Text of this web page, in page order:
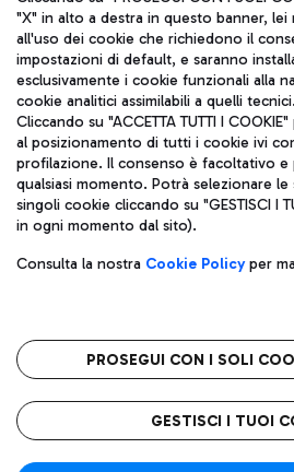
Aeroporti di Roma S.p.A. - Società
coordinamento di Mundys S.p.A.
Codice fiscale e Registro delle Imprese
IVA 06572251004
Capitale sociale 62.224.743,00 int. vers.
Sede legale: Via Pier Paolo Racchetti 1
telefono +39 06 65951
Privacy policy
Note
Roma FCO
L'aeroporto
"X" in alto a destra in questo banner,
all'uso dei cookie che richiedono il
impostazioni di default, e saranno
esclusivamente i cookie funzionali alla
cookie analitici assimilabili a quelli tecnici.
Cliccando su "ACCETTA TUTTI I
al posizionamento di tutti i cookie ivi
profilazione. Il consenso è facoltativo
qualsiasi momento. Potrà selezionare
singoli cookie cliccando su "GESTISCI I
in ogni momento dal sito).
Consulta la nostra Cookie Policyper
PROSEGUI CON I SOLI
GESTISCI I TUOI